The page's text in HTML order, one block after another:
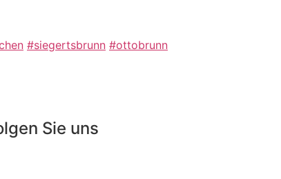
#siegertsbrunn #ottobrunn
Sie uns